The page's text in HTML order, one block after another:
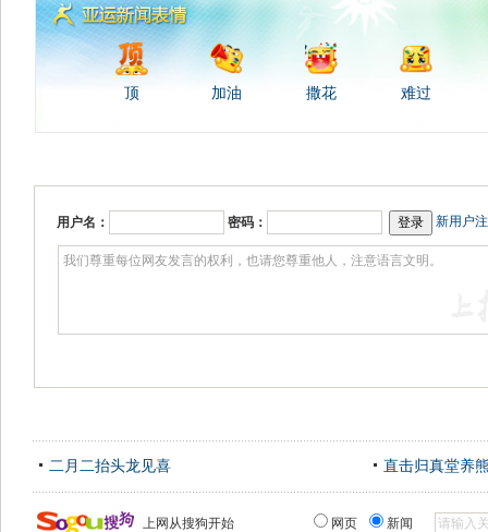
顶 加油 撒花 难过
用户名： 密码： 新用户
二月二抬头龙见喜 直击归真堂养
上网从搜狗开始 网页 新闻